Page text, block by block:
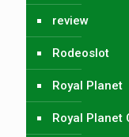
review
Rodeoslot
Royal Planet
Royal Planet